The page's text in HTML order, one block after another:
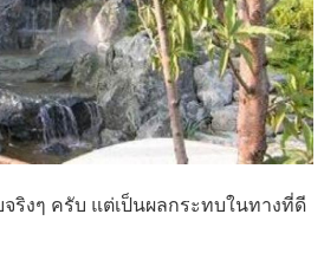
ริงๆ ครับ แต่เป็นผลกระทบในทางที่ดี